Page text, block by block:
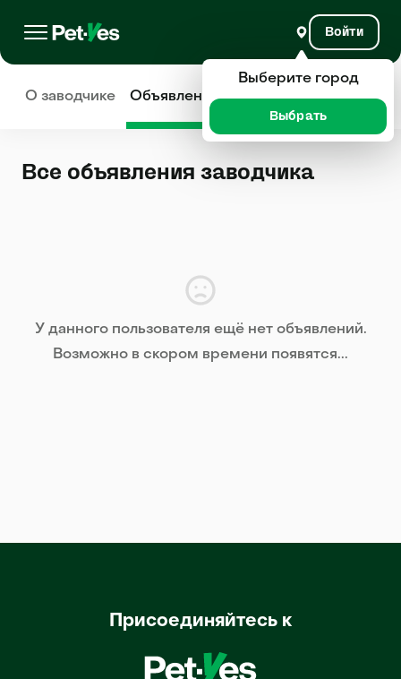
Войти
О заводчике Объявления Отзывы
Все объявления заводчика
У данного пользователя ещё нет объявлений.
Возможно в скором времени появятся...
Присоединяйтесь к
Выберите город
Выбрать